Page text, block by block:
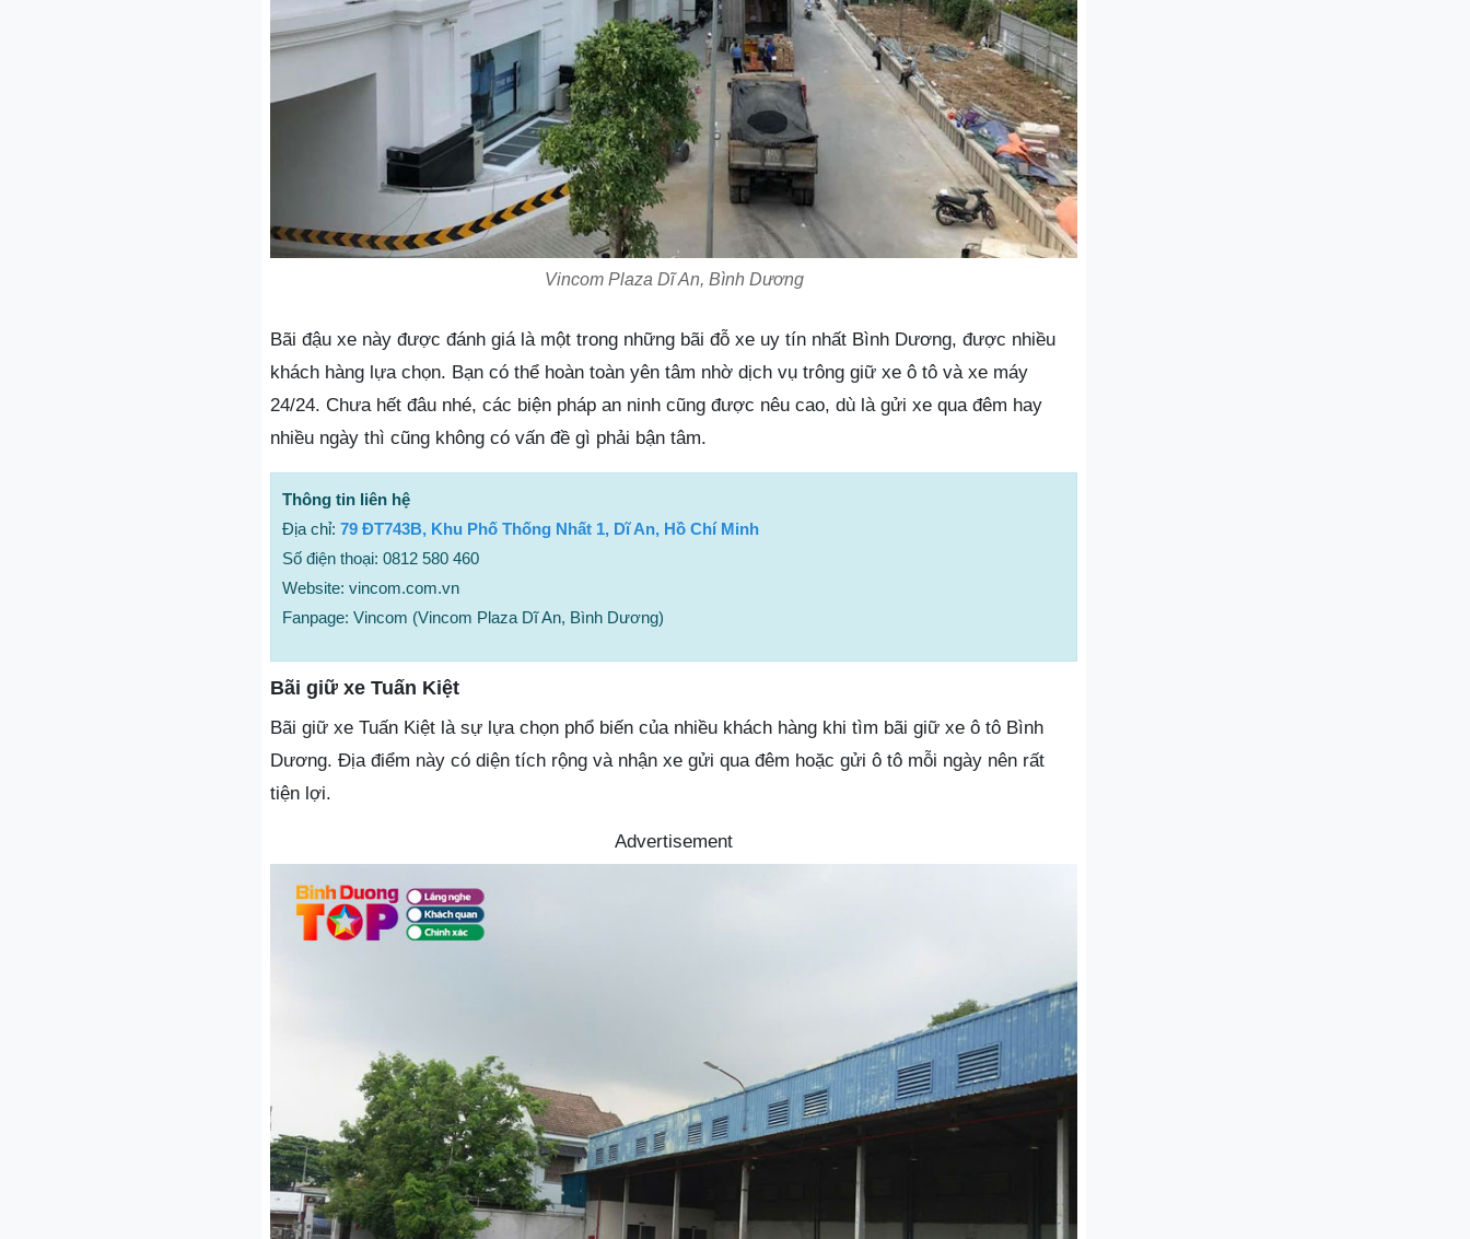
Vincom Plaza Dĩ An, Bình Dương
Bãi đậu xe này được đánh giá là một trong những bãi đỗ xe uy tín nhất Bình Dương, được nhiều
khách hàng lựa chọn. Bạn có thể hoàn toàn yên tâm nhờ dịch vụ trông giữ xe ô tô và xe máy
24/24. Chưa hết đâu nhé, các biện pháp an ninh cũng được nêu cao, dù là gửi xe qua đêm hay
nhiều ngày thì cũng không có vấn đề gì phải bận tâm.
Thông tin liên hệ
Địa chỉ: 79 ĐT743B, Khu Phố Thống Nhất 1, Dĩ An, Hồ Chí Minh
Số điện thoại: 0812 580 460
Website: vincom.com.vn
Fanpage: Vincom (Vincom Plaza Dĩ An, Bình Dương)
Bãi giữ xe Tuấn Kiệt
Bãi giữ xe Tuấn Kiệt là sự lựa chọn phổ biến của nhiều khách hàng khi tìm bãi giữ xe ô tô Bình
Dương. Địa điểm này có diện tích rộng và nhận xe gửi qua đêm hoặc gửi ô tô mỗi ngày nên rất
tiện lợi.
Advertisement